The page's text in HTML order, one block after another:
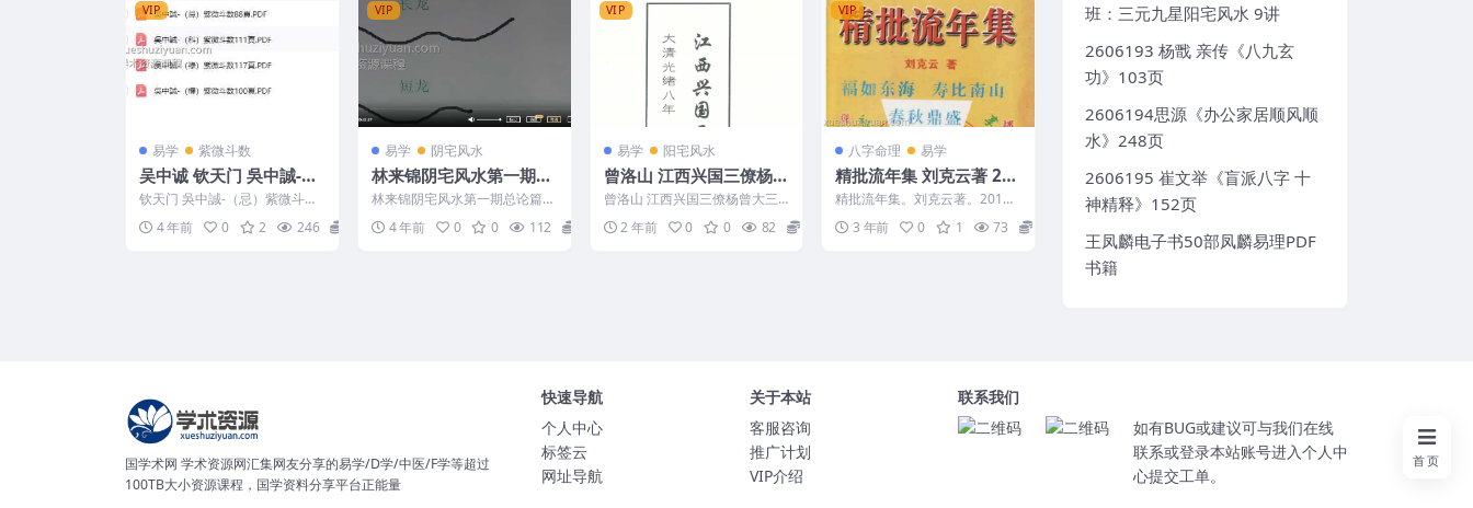
VIP
易学 紫微斗数
吴中诚 钦天门 吳中誠-
（忌）紫微斗数88頁+
（科）紫微斗数111頁+
（祿）紫微斗数117頁+
钦天门 吳中誠-（忌）紫微斗数
88頁+吳中誠-（科）紫微斗数1
11頁+吳中誠-（...
4 年前 0 2 246
VIP
易学 阴宅风水
林来锦阴宅风水第一期总
论篇视频30课
林来锦阴宅风水第一期总论篇3
0课 编号：22w56 林来锦阴宅
风水第一期总论篇3...
4 年前 0 0 112
VIP
易学 阳宅风水
曾洛山 江西兴国三僚杨曾
大三元地理搜山本 电子书
曾洛山 江西兴国三僚杨曾大三
元地理搜山本 电子书 2403123
**《曾洛山：...
2 年前 0 0 82
VIP
八字命理 易学
精批流年集 刘克云著 20
1页 .pdf
精批流年集。刘克云著。201
页。.pdf Y2307-53
3 年前 0 1 73
班：三元九星阳宅风水 9讲
2606193 杨戬 亲传《八九玄
功》103页
2606194思源《办公家居顺风顺
水》248页
2606195 崔文举《盲派八字 十
神精释》152页
王凤麟电子书50部凤麟易理PDF
书籍
国学术网 学术资源网汇集网友分享的易学/D学/中医/F学等超过
100TB大小资源课程，国学资料分享平台正能量
快速导航
个人中心
标签云
网址导航
关于本站
客服咨询
推广计划
VIP介绍
联系我们
如有BUG或建议可与我们在线
联系或登录本站账号进入个人中
心提交工单。
首页